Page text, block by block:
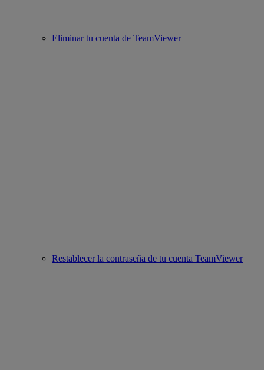
Eliminar tu cuenta de TeamViewer
Restablecer la contraseña de tu cuenta TeamViewer